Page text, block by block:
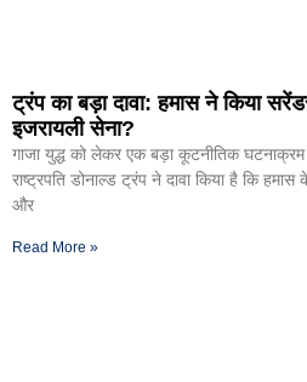
ट्रंप का बड़ा दावा: हमास ने किया
इजरायली सेना?
गाजा युद्ध को लेकर एक बड़ा कूटनीतिक
राष्ट्रपति डोनाल्ड ट्रंप ने दावा किया है कि
और
Read More »